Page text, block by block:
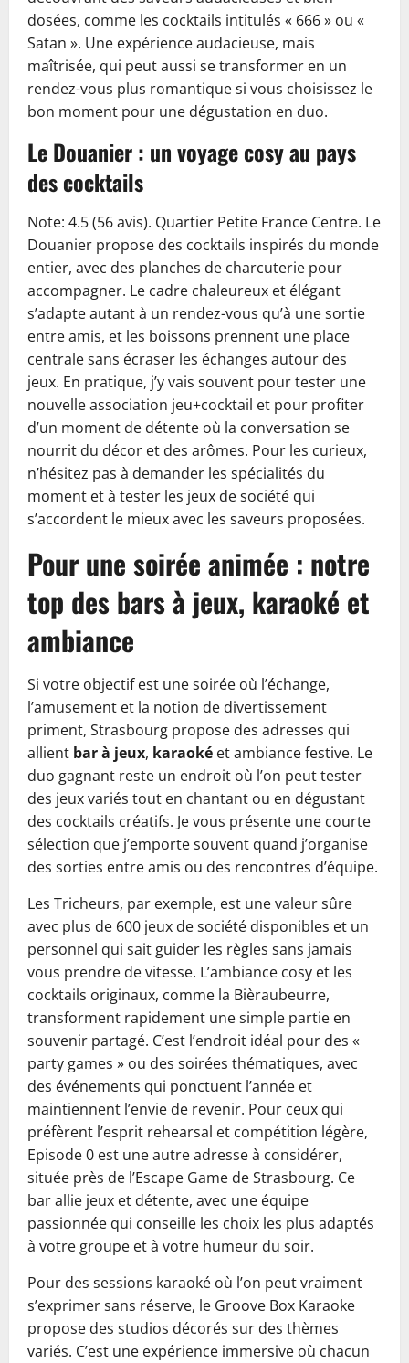
dosées, comme les cocktails intitulés « 666 » ou «
Satan ». Une expérience audacieuse, mais
maîtrisée, qui peut aussi se transformer en un
rendez-vous plus romantique si vous choisissez le
bon moment pour une dégustation en duo.
Le Douanier : un voyage cosy au pays
des cocktails
Note: 4.5 (56 avis). Quartier Petite France Centre. Le
Douanier propose des cocktails inspirés du monde
entier, avec des planches de charcuterie pour
accompagner. Le cadre chaleureux et élégant
s’adapte autant à un rendez-vous qu’à une sortie
entre amis, et les boissons prennent une place
centrale sans écraser les échanges autour des
jeux. En pratique, j’y vais souvent pour tester une
nouvelle association jeu+cocktail et pour profiter
d’un moment de détente où la conversation se
nourrit du décor et des arômes. Pour les curieux,
n’hésitez pas à demander les spécialités du
moment et à tester les jeux de société qui
s’accordent le mieux avec les saveurs proposées.
Pour une soirée animée : notre
top des bars à jeux, karaoké et
ambiance
Si votre objectif est une soirée où l’échange,
l’amusement et la notion de divertissement
priment, Strasbourg propose des adresses qui
allient bar à jeux, karaoké et ambiance festive. Le
duo gagnant reste un endroit où l’on peut tester
des jeux variés tout en chantant ou en dégustant
des cocktails créatifs. Je vous présente une courte
sélection que j’emporte souvent quand j’organise
des sorties entre amis ou des rencontres d’équipe.
Les Tricheurs, par exemple, est une valeur sûre
avec plus de 600 jeux de société disponibles et un
personnel qui sait guider les règles sans jamais
vous prendre de vitesse. L’ambiance cosy et les
cocktails originaux, comme la Bièraubeurre,
transforment rapidement une simple partie en
souvenir partagé. C’est l’endroit idéal pour des «
party games » ou des soirées thématiques, avec
des événements qui ponctuent l’année et
maintiennent l’envie de revenir. Pour ceux qui
préfèrent l’esprit rehearsal et compétition légère,
Episode 0 est une autre adresse à considérer,
située près de l’Escape Game de Strasbourg. Ce
bar allie jeux et détente, avec une équipe
passionnée qui conseille les choix les plus adaptés
à votre groupe et à votre humeur du soir.
Pour des sessions karaoké où l’on peut vraiment
s’exprimer sans réserve, le Groove Box Karaoke
propose des studios décorés sur des thèmes
variés. C’est une expérience immersive où chacun